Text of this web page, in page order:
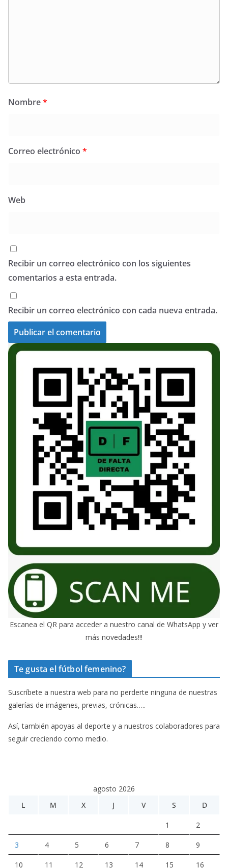
Nombre*
Correo electrónico *
Web
Recibir un correo electrónico con los siguientes
comentarios a esta entrada.
Recibir un correo electrónico con cada nueva entrada.
Escanea el QR para acceder a nuestro canal de WhatsApp y ver
más novedades!!!
Te gusta el fútbol femenino?
Suscríbete a nuestra web para no perderte ninguna de nuestras
galerías de imágenes, previas, crónicas…..
Así, también apoyas al deporte y a nuestros colaboradores para
seguir creciendo como medio.
agosto 2026
L
M X J V S D
1 2
3 4 5 6 7 8 9
10 11 12 13 14 15 16